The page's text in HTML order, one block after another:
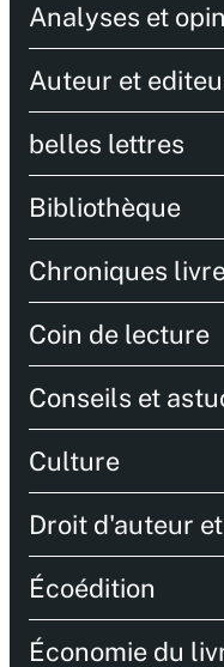
Analyses et
Auteur et
belles lettres
Bibliothèque
Chroniques
Coin de lecture
Conseils et
Culture
Droit d'auteur
Écoédition
Économie du